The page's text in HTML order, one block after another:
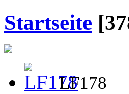
Startseite
LF178